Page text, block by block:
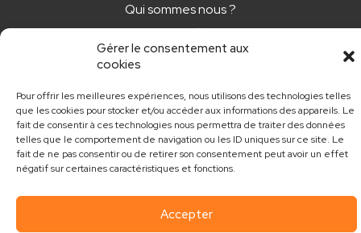
Gérer le consentement aux
cookies
Pour offrir les meilleures expériences, nous utilisons des technologies telles
que les cookies pour stocker et/ou accéder aux informations des appareils. Le
fait de consentir à ces technologies nous permettra de traiter des données
telles que le comportement de navigation ou les ID uniques sur ce site. Le
fait de ne pas consentir ou de retirer son consentement peut avoir un effet
négatif sur certaines caractéristiques et fonctions.
Accepter
Qui sommes nous ?
Comment adhérer ?
Actualités
CONTACT
contact@club.immo